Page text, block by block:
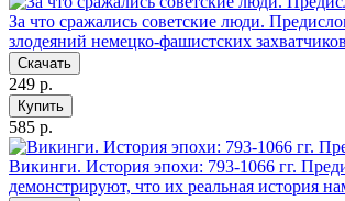
За что сражались советские люди.
злодеяний немецко-фашистских
Скачать
249 р.
Купить
585 р.
Викинги. История эпохи: 793-1066 гг.
демонстрируют, что их реальная история